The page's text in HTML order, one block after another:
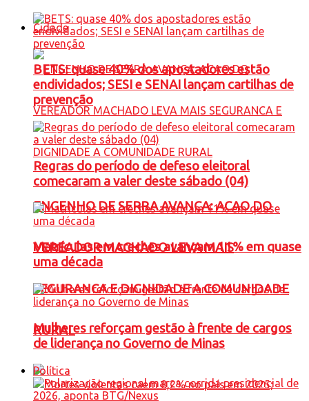
Cidade
ENGENHO DE SERRA AVANÇA: ACAO DO
VEREADOR MACHADO LEVA MAIS
SEGURANCA E DIGNIDADE A COMUNIDADE
RURAL
BETS: quase 40% dos apostadores estão
endividados; SESI e SENAI lançam cartilhas de
prevenção
Regras do período de defeso eleitoral
comecaram a valer deste sábado (04)
Matrículas em creches avançam 11% em quase
uma década
Mulheres reforçam gestão à frente de cargos
de liderança no Governo de Minas
Política